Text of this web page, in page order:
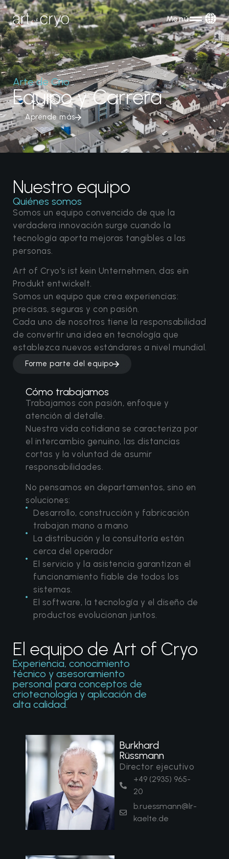
Menú
Arte de Crio
Equipo y Carrera
Aprende más
Nuestro equipo
Quiénes somos
Somos un equipo convencido de que la
verdadera innovación surge cuando la
tecnología aporta mejoras tangibles a las
personas.
Art of Cryo's ist kein Unternehmen, das ein
Produkt entwickelt.
Somos un equipo que crea experiencias:
precisas, seguras y con pasión.
Cada uno de nosotros tiene la responsabilidad
de convertir una idea en tecnología que
establezca nuevos estándares a nivel mundial.
Forme parte del equipo
Cómo trabajamos
Trabajamos con pasión, enfoque y
atención al detalle.
Nuestra vida cotidiana se caracteriza por
el intercambio genuino, las distancias
cortas y la voluntad de asumir
responsabilidades.
No pensamos en departamentos, sino en
soluciones:
Desarrollo, construcción y fabricación
trabajan mano a mano
La distribución y la consultoría están
cerca del operador
El servicio y la asistencia garantizan el
funcionamiento fiable de todos los
sistemas.
El software, la tecnología y el diseño de
productos evolucionan juntos.
El equipo de Art of Cryo
Experiencia, conocimiento
técnico y asesoramiento
personal para conceptos de
criotecnología y aplicación de
alta calidad.
Burkhard
Rüssmann
Director ejecutivo
+49 (2935) 965-
20
b.ruessmann@lr-
kaelte.de